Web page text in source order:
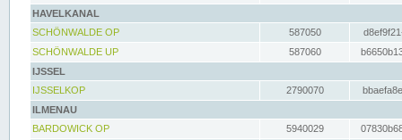
HAVELKANAL
SCHÖNWALDE OP
587050
SCHÖNWALDE UP
587060
IJSSEL
IJSSELKOP
2790070
ILMENAU
BARDOWICK OP
5940029